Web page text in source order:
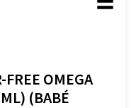
FREE OMEGA
(BABÉ